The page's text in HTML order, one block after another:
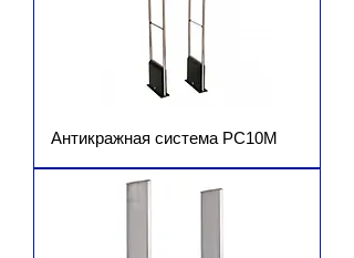
Антикражная система РС10М